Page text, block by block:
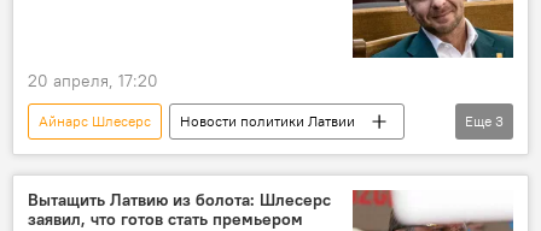
20 апреля, 17:20
Айнарс Шлесерс
Новости политики Латвии
Сейм
Алексей Росликов
Юлия Степаненко
Еще 3
Вытащить Латвию из болота: Шлесерс
заявил, что готов стать премьером